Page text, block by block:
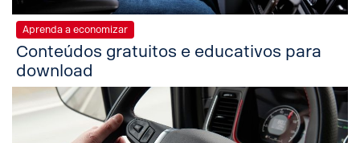
Aprenda a economizar
Conteúdos gratuitos e educativos para
download